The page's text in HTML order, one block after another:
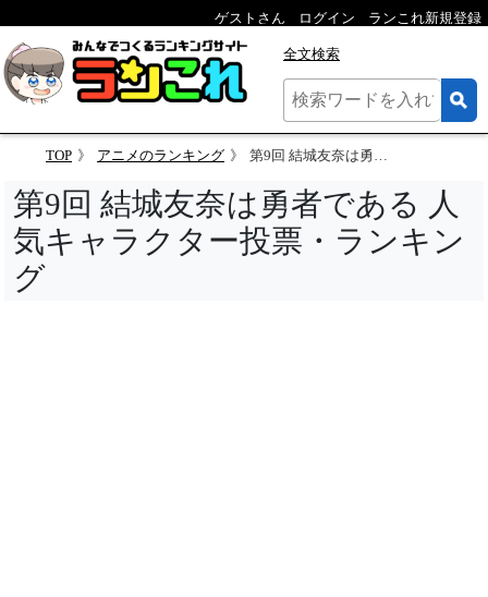
ゲストさん ログイン ランこれ新規登録
全文検索
TOP アニメのランキング 第9回 結城友奈は勇者である 人気キャラクター投票
第9回 結城友奈は勇者である 人
気キャラクター投票・ランキン
グ